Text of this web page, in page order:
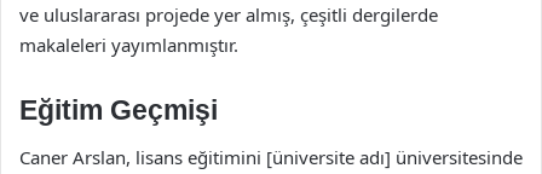
ve uluslararası projede yer almış, çeşitli dergilerde
makaleleri yayımlanmıştır.
Eğitim Geçmişi
Caner Arslan, lisans eğitimini [üniversite adı] üniversitesinde